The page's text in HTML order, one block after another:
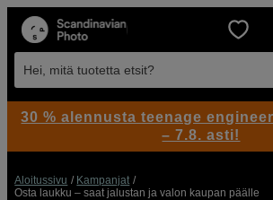
Hei, mitä tuotetta etsit?
Aloitussivu
Kampanjat
Osta laukku – saat jalustan ja valon kaupan päälle
30 % alennusta teenage
– 7.8. asti!